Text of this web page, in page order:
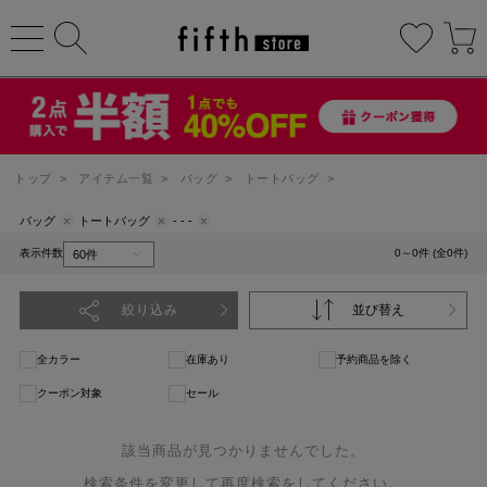
トップ > アイテム一覧 > バッグ > トートバッグ >
バッグ トートバッグ - - -
表示件数 0～0件 (全0件)
絞り込み 並び替え
全カラー 在庫あり 予約商品を除く
クーポン対象 セール
該当商品が見つかりませんでした。
検索条件を変更して再度検索をしてください。